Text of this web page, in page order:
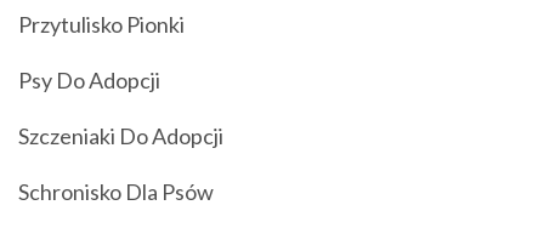
Przytulisko Pionki
Psy Do Adopcji
Szczeniaki Do Adopcji
Schronisko Dla Psów